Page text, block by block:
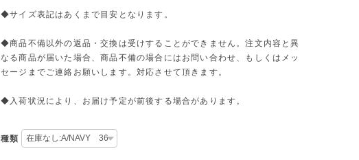
◆サイズ表記はあくまで目安となります。
◆商品不備以外の返品・交換は受けすることができません。注文内容と異
なる商品が届いた場合、商品不備の場合にはお問い合わせ、もしくはメッ
セージまでご連絡お願いします。対応させて頂きます。
◆入荷状況により、お届け予定が前後する場合があります。
種類